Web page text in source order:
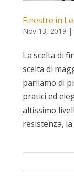
Finestre in
Nov 13, 2019 |
La scelta di
scelta di
parliamo di
pratici ed
altissimo
resistenza,